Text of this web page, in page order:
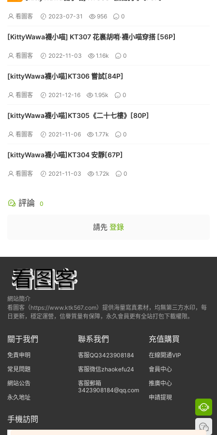
看圖客 2023-07-31 956 0
[KittyWawa襪小喵] KT307 花裏胡哨·襪小喵穿搭 [56P]
看圖客 2022-11-03 1.16k 0
[kittyWawa襪小喵]KT306 嘗試[84P]
看圖客 2021-12-16 1.95k 0
[kittyWawa襪小喵]KT305《二十七樓》[80P]
看圖客 2021-11-06 1.77k 0
[kittyWawa襪小喵]KT304 安靜[67P]
看圖客 2021-11-03 1.72k 0
評論 0
請先 登錄
網站簡介
看圖客（https://www.ktk567.com）提供海量寫真素材，均無第三方水印，每
日更新，穩定運營，信譽質量有保障，永久會員更有全站打包下載權限。
關于我們
免責申明
常見問題
網站公告
永久地址
聯系我們
客服QQ3423908184
客服微信zhaokefu24
客服郵箱
3423908184@qq.com
充值購買
在線開通VIP
會員中心
推廣中心
申請提現
手機訪問